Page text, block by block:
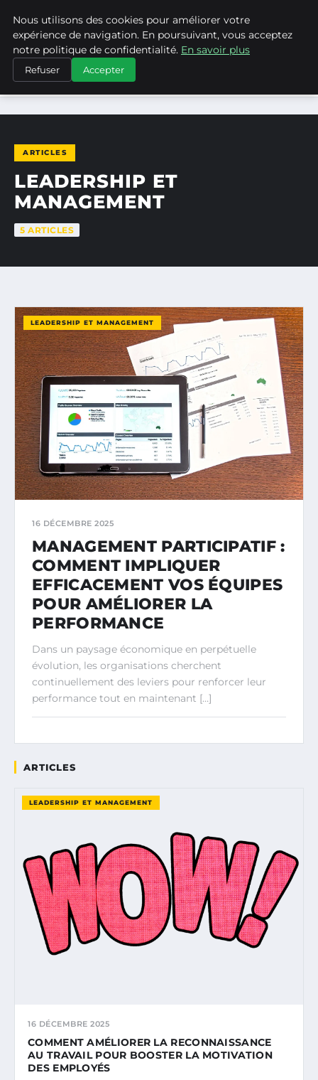
ASVPP
ACCUEIL LEADERSHIP ET MANAGEMENT
ARTICLES
LEADERSHIP ET
MANAGEMENT
5 ARTICLES
LEADERSHIP ET MANAGEMENT
16 DÉCEMBRE 2025
MANAGEMENT PARTICIPATIF :
COMMENT IMPLIQUER
EFFICACEMENT VOS ÉQUIPES
POUR AMÉLIORER LA
PERFORMANCE
Dans un paysage économique en perpétuelle
évolution, les organisations cherchent
continuellement des leviers pour renforcer leur
performance tout en maintenant […]
ARTICLES
LEADERSHIP ET MANAGEMENT
16 DÉCEMBRE 2025
COMMENT AMÉLIORER LA RECONNAISSANCE
AU TRAVAIL POUR BOOSTER LA MOTIVATION
DES EMPLOYÉS
Nous utilisons des cookies pour améliorer votre
expérience de navigation. En poursuivant, vous acceptez
notre politique de confidentialité. En savoir plus
Refuser Accepter